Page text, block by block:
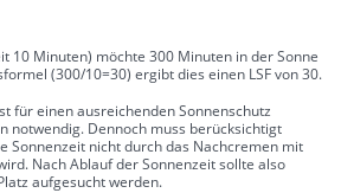
10 Minuten) möchte 300 Minuten in der Sonne
(300/10=30) ergibt dies einen LSF von 30.
für einen ausreichenden Sonnenschutz
notwendig. Dennoch muss berücksichtigt
Sonnenzeit nicht durch das Nachcremen mit
Nach Ablauf der Sonnenzeit sollte also
aufgesucht werden.